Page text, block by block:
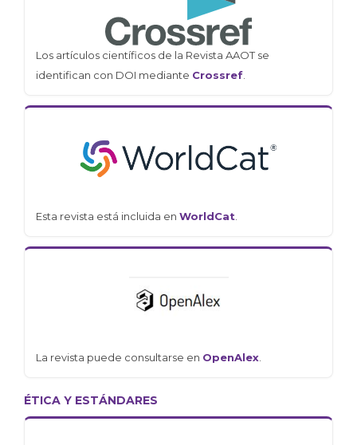
Los artículos científicos de la Revista AAOT se
identifican con DOI mediante Crossref
Esta revista está incluida en WorldCat
La revista puede consultarse en OpenAlex
ÉTICA Y ESTÁNDARES